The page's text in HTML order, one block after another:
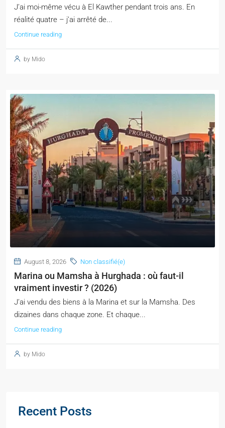
J’ai moi-même vécu à El Kawther pendant trois ans. En
réalité quatre – j’ai arrêté de...
Continue reading
by Mido
August 8, 2026 Non classifié(e)
Marina ou Mamsha à Hurghada : où faut-il
vraiment investir ? (2026)
J’ai vendu des biens à la Marina et sur la Mamsha. Des
dizaines dans chaque zone. Et chaque...
Continue reading
by Mido
Recent Posts